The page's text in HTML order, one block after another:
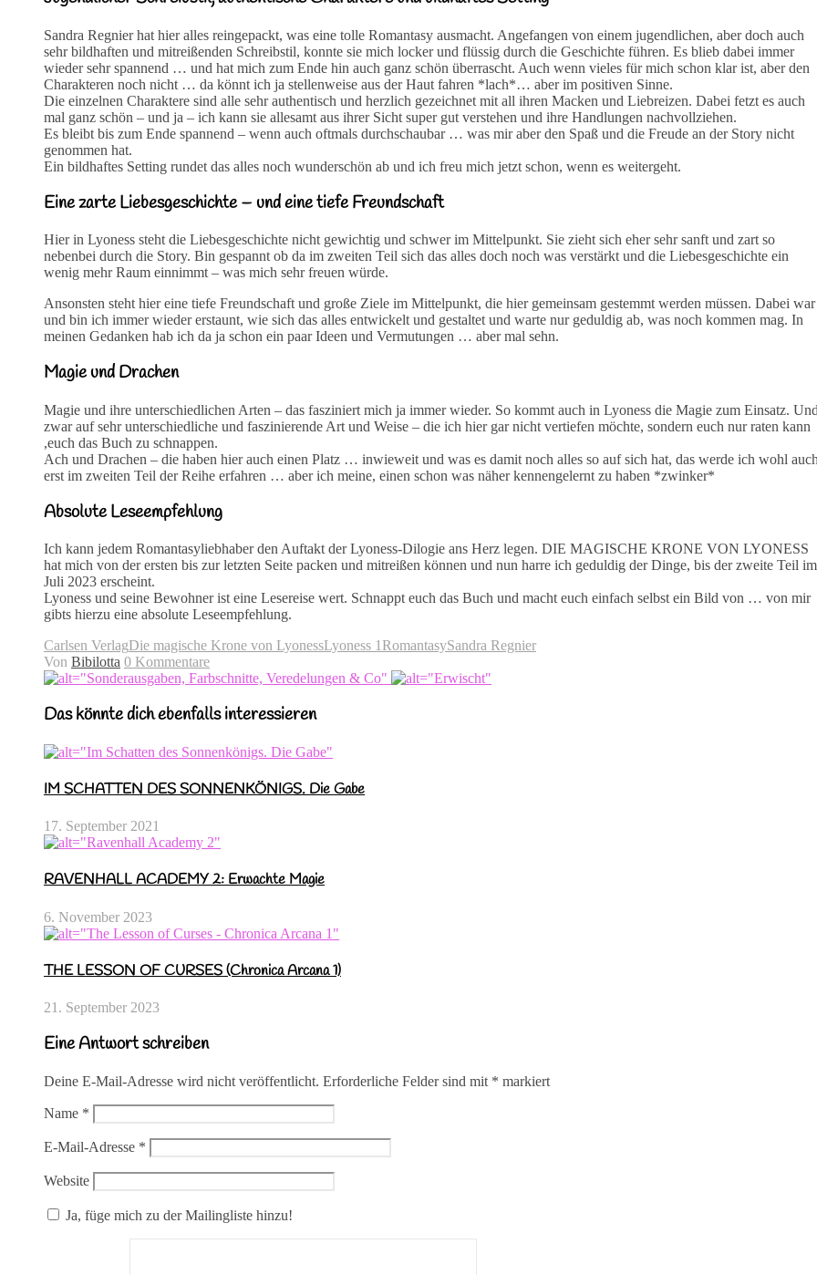
Sandra Regnier hat hier alles reingepackt, was eine tolle Romantasy ausmacht. Angefangen von einem jugendlichen, aber doch auch
sehr bildhaften und mitreißenden Schreibstil, konnte sie mich locker und flüssig durch die Geschichte führen. Es blieb dabei immer
wieder sehr spannend … und hat mich zum Ende hin auch ganz schön überrascht. Auch wenn vieles für mich schon klar ist, aber den
Charakteren noch nicht … da könnt ich ja stellenweise aus der Haut fahren *lach*… aber im positiven Sinne.
Die einzelnen Charaktere sind alle sehr authentisch und herzlich gezeichnet mit all ihren Macken und Liebreizen. Dabei fetzt es auch
mal ganz schön – und ja – ich kann sie allesamt aus ihrer Sicht super gut verstehen und ihre Handlungen nachvollziehen.
Es bleibt bis zum Ende spannend – wenn auch oftmals durchschaubar … was mir aber den Spaß und die Freude an der Story nicht
genommen hat.
Ein bildhaftes Setting rundet das alles noch wunderschön ab und ich freu mich jetzt schon, wenn es weitergeht.
Eine zarte Liebesgeschichte – und eine tiefe Freundschaft
Hier in Lyoness steht die Liebesgeschichte nicht gewichtig und schwer im Mittelpunkt. Sie zieht sich eher sehr sanft und zart so
nebenbei durch die Story. Bin gespannt ob da im zweiten Teil sich das alles doch noch was verstärkt und die Liebesgeschichte ein
wenig mehr Raum einnimmt – was mich sehr freuen würde.
Ansonsten steht hier eine tiefe Freundschaft und große Ziele im Mittelpunkt, die hier gemeinsam gestemmt werden müssen. Dabei war
und bin ich immer wieder erstaunt, wie sich das alles entwickelt und gestaltet und warte nur geduldig ab, was noch kommen mag. In
meinen Gedanken hab ich da ja schon ein paar Ideen und Vermutungen … aber mal sehn.
Magie und Drachen
Magie und ihre unterschiedlichen Arten – das fasziniert mich ja immer wieder. So kommt auch in Lyoness die Magie zum Einsatz. Und
zwar auf sehr unterschiedliche und faszinierende Art und Weise – die ich hier gar nicht vertiefen möchte, sondern euch nur raten kann
,euch das Buch zu schnappen.
Ach und Drachen – die haben hier auch einen Platz … inwieweit und was es damit noch alles so auf sich hat, das werde ich wohl auch
erst im zweiten Teil der Reihe erfahren … aber ich meine, einen schon was näher kennengelernt zu haben *zwinker*
Absolute Leseempfehlung
Ich kann jedem Romantasyliebhaber den Auftakt der Lyoness-Dilogie ans Herz legen. DIE MAGISCHE KRONE VON LYONESS
hat mich von der ersten bis zur letzten Seite packen und mitreißen können und nun harre ich geduldig der Dinge, bis der zweite Teil im
Juli 2023 erscheint.
Lyoness und seine Bewohner ist eine Lesereise wert. Schnappt euch das Buch und macht euch einfach selbst ein Bild von … von mir
gibts hierzu eine absolute Leseempfehlung.
Carlsen VerlagDie magische Krone von LyonessLyoness 1 RomantasySandra Regnier
Von Bibilotta 0 Kommentare
Das könnte dich ebenfalls interessieren
IM SCHATTEN DES SONNENKÖNIGS. Die Gabe
17. September 2021
RAVENHALL ACADEMY 2: Erwachte Magie
6. November 2023
THE LESSON OF CURSES (Chronica Arcana 1)
21. September 2023
Eine Antwort schreiben
Deine E-Mail-Adresse wird nicht veröffentlicht. Erforderliche Felder sind mit * markiert
Name *
E-Mail-Adresse *
Website
Ja, füge mich zu der Mailingliste hinzu!